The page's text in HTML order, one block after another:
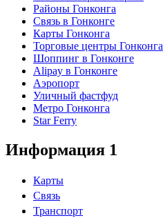
Районы Гонконга
Связь в Гонконге
Карты Гонконга
Торговые центры Гонконга
Шоппинг в Гонконге
Alipay в Гонконге
Аэропорт
Уличный фастфуд
Метро Гонконга
Star Ferry
Информация 1
Карты
Связь
Транспорт